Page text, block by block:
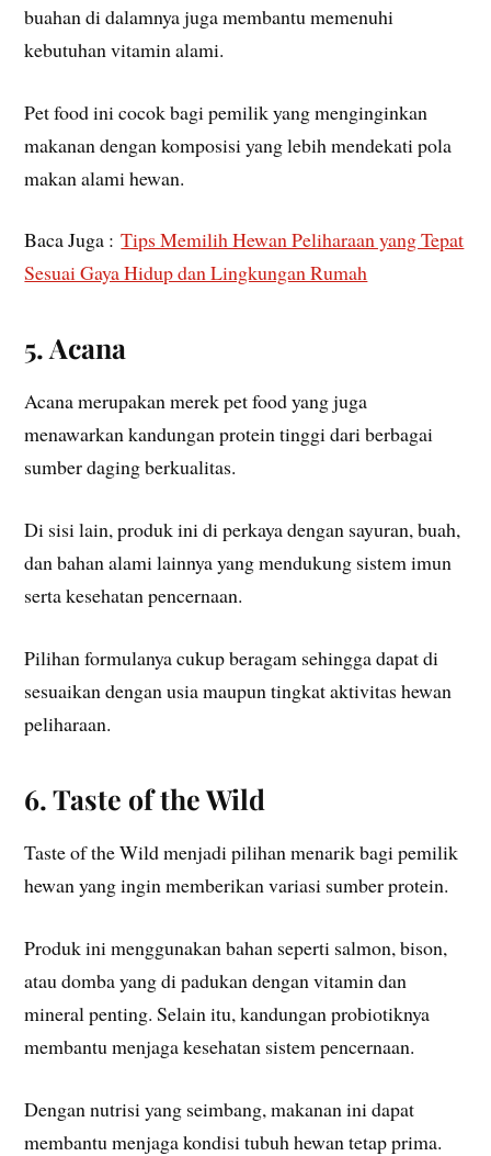
buahan di dalamnya juga membantu memenuhi
kebutuhan vitamin alami.
Pet food ini cocok bagi pemilik yang menginginkan
makanan dengan komposisi yang lebih mendekati pola
makan alami hewan.
Baca Juga :Tips Memilih Hewan Peliharaan yang Tepat
Sesuai Gaya Hidup dan Lingkungan Rumah
5. Acana
Acana merupakan merek pet food yang juga
menawarkan kandungan protein tinggi dari berbagai
sumber daging berkualitas.
Di sisi lain, produk ini di perkaya dengan sayuran, buah,
dan bahan alami lainnya yang mendukung sistem imun
serta kesehatan pencernaan.
Pilihan formulanya cukup beragam sehingga dapat di
sesuaikan dengan usia maupun tingkat aktivitas hewan
peliharaan.
6. Taste of the Wild
Taste of the Wild menjadi pilihan menarik bagi pemilik
hewan yang ingin memberikan variasi sumber protein.
Produk ini menggunakan bahan seperti salmon, bison,
atau domba yang di padukan dengan vitamin dan
mineral penting. Selain itu, kandungan probiotiknya
membantu menjaga kesehatan sistem pencernaan.
Dengan nutrisi yang seimbang, makanan ini dapat
membantu menjaga kondisi tubuh hewan tetap prima.